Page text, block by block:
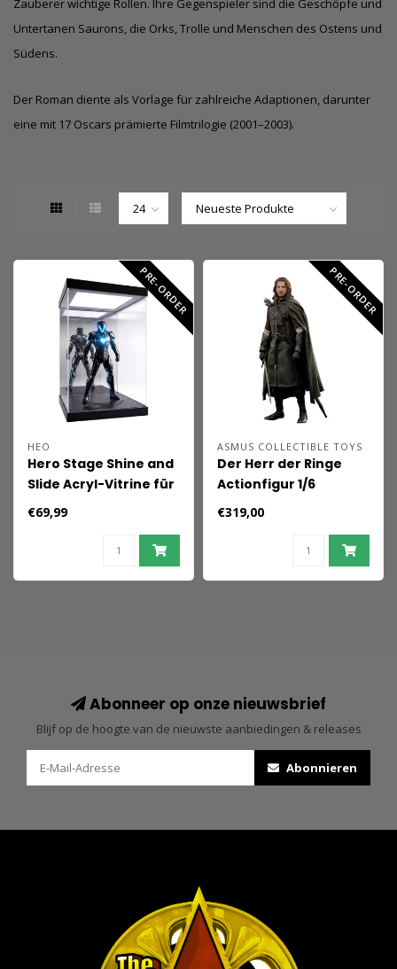
Zauberer wichtige Rollen. Ihre Gegenspieler sind die Geschöpfe und
Untertanen Saurons, die Orks, Trolle und Menschen des Ostens und
Südens.
Der Roman diente als Vorlage für zahlreiche Adaptionen, darunter
eine mit 17 Oscars prämierte Filmtrilogie (2001–2003).
PRE-ORDER
HEO
Hero Stage Shine and
Slide Acryl-Vitrine für
1/6-Figuren
€69,99
PRE-ORDER
ASMUS COLLECTIBLE TOYS
Der Herr der Ringe
Actionfigur 1/6
Faramir 30 cm
€319,00
Abonneer op onze nieuwsbrief
Blijf op de hoogte van de nieuwste aanbiedingen & releases
Abonnieren